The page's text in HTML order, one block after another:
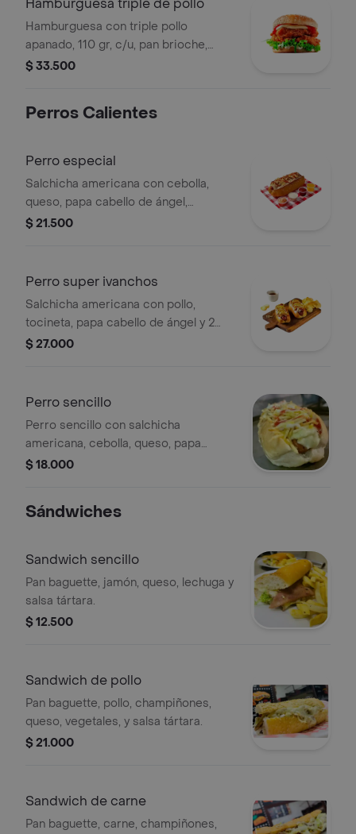
Hamburguesa triple de pollo
Hamburguesa con triple pollo
apanado, 110 gr, c/u, pan brioche,
triple queso, vegetales de temporada
$ 33.500
Perros Calientes
Perro especial
Salchicha americana con cebolla,
queso, papa cabello de ángel,
tocineta y 1 huevo de codorniz y
$ 21.500
Perro super ivanchos
Salchicha americana con pollo,
tocineta, papa cabello de ángel y 2
huevos de codorniz.
$ 27.000
Perro sencillo
Perro sencillo con salchicha
americana, cebolla, queso, papa
cabello de ángel y salsas de la casa.
$ 18.000
Sándwiches
Sandwich sencillo
Pan baguette, jamón, queso, lechuga y
salsa tártara.
$ 12.500
Sandwich de pollo
Pan baguette, pollo, champiñones,
queso, vegetales, y salsa tártara.
$ 21.000
Sandwich de carne
Pan baguette, carne, champiñones,